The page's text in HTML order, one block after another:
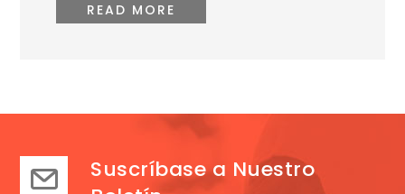
READ MORE
Suscríbase a Nuestro